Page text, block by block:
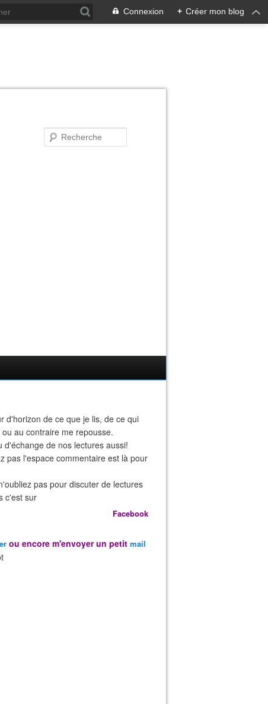
Connexion + Créer mon blog
d'horizon de ce que je lis, de ce qui
ou au contraire me repousse.
d'échange de nos lectures aussi!
pas l'espace commentaire est là pour
pas pour discuter de lectures
c'est sur
Facebook
ou encore m'envoyer un petit mail